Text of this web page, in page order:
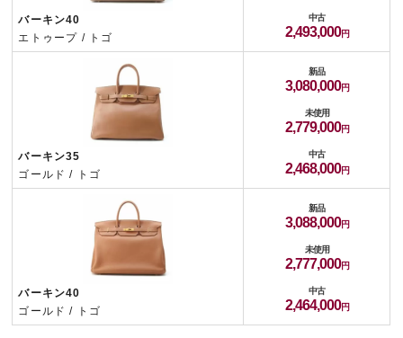
バーキン40
エトゥープ / トゴ
中古
2,493,000
バーキン35
ゴールド / トゴ
新品
3,080,000
未使用
2,779,000
中古
2,468,000
バーキン40
ゴールド / トゴ
新品
3,088,000
未使用
2,777,000
中古
2,464,000